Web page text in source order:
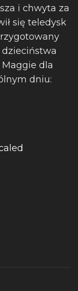
i chwyta za
się teledysk
dla
dniu: